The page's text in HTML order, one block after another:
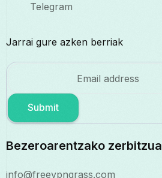
Telegram
Jarrai gure azken berriak
Submit
Bezeroarentzako zerbitzua
info@freevpngrass.com